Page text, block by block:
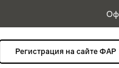
Регистрация на сайте ФАР